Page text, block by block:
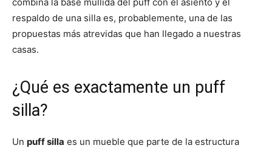
respaldo de una silla es, probablemente, una de las
propuestas más atrevidas que han llegado a nuestras
casas.
¿Qué es exactamente un puff
silla?
Un puff silla es un mueble que parte de la estructura